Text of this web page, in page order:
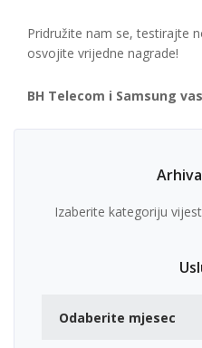
Pridružite nam se, testirajte
osvojite vrijedne nagrade!
BH Telecom i Samsung
Izaberite kategoriju